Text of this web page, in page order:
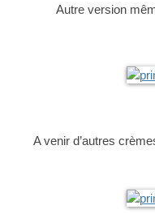
Autre version
A venir d’autres